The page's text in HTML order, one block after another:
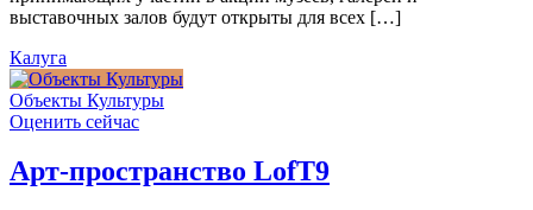
выставочных залов будут открыты для всех […]
Калуга
Объекты Культуры
Оценить сейчас
Арт-пространство LofT9